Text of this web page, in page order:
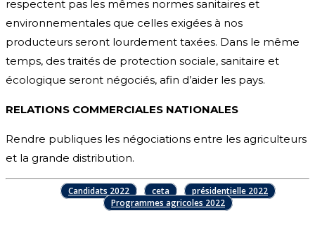
respectent pas les mêmes normes sanitaires et
environnementales que celles exigées à nos
producteurs seront lourdement taxées. Dans le même
temps, des traités de protection sociale, sanitaire et
écologique seront négociés, afin d’aider les pays.
RELATIONS COMMERCIALES NATIONALES
Rendre publiques les négociations entre les agriculteurs
et la grande distribution.
Candidats 2022 ceta
présidentielle 2022
Programmes agricoles 2022